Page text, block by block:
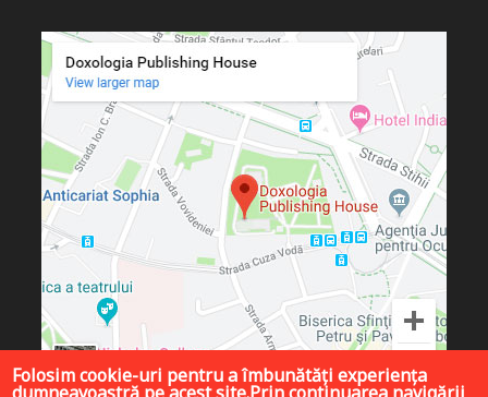
Folosim cookie-uri pentru a îmbunătăți experiența